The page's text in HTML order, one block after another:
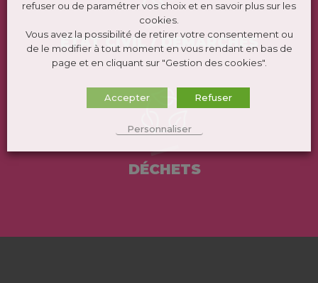
ÉTAT CIVIL / DEMARCHES
DÉCHETS
refuser ou de paramétrer vos choix et en savoir plus sur les
cookies.
Vous avez la possibilité de retirer votre consentement ou
de le modifier à tout moment en vous rendant en bas de
page et en cliquant sur "Gestion des cookies".
Accepter Refuser
Personnaliser